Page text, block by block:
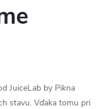
JuiceLab by Pikna
stavu. Vďaka tomu pri